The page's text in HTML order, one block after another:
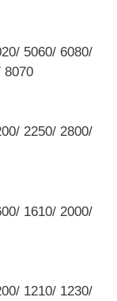
5060/ 6080/
8070
2250/ 2800/
1610/ 2000/
1210/ 1230/